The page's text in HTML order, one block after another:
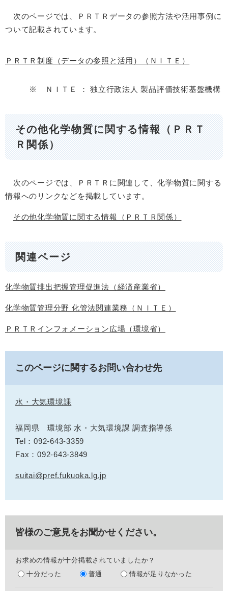
次のページでは、ＰＲＴＲデータの参照方法や活用事例に
ついて記載されています。
ＰＲＴＲ制度（データの参照と活用）（ＮＩＴＥ）
※ ＮＩＴＥ ： 独立行政法人 製品評価技術基盤機構
その他化学物質に関する情報（ＰＲＴ
Ｒ関係）
次のページでは、ＰＲＴＲに関連して、化学物質に関する
情報へのリンクなどを掲載しています。
その他化学物質に関する情報（ＰＲＴＲ関係）
関連ページ
化学物質排出把握管理促進法（経済産業省）
化学物質管理分野 化管法関連業務（ＮＩＴＥ）
ＰＲＴＲインフォメーション広場（環境省）
このページに関するお問い合わせ先
水・大気環境課
福岡県 環境部 水・大気環境課 調査指導係
Tel：092-643-3359
Fax：092-643-3849
suitai@pref.fukuoka.lg.jp
皆様のご意見をお聞かせください。
お求めの情報が十分掲載されていましたか？
十分だった
普通 情報が足りなかった